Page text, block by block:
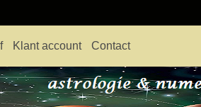
Klant account Contact